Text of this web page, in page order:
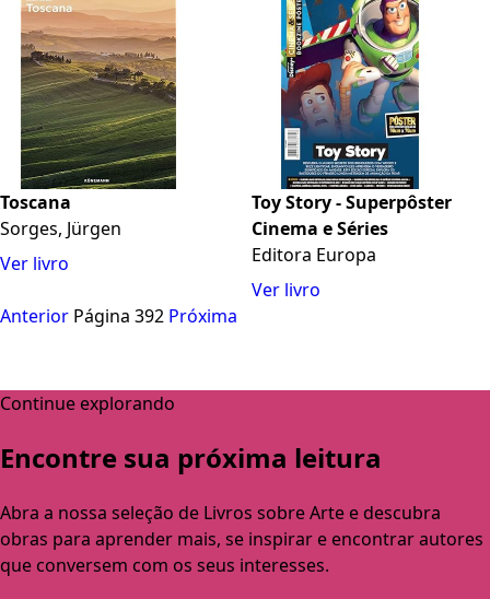
Toscana
Sorges, Jürgen
Ver livro
Toy Story - Superpôster
Cinema e Séries
Editora Europa
Ver livro
Anterior Página 392 Próxima
Continue explorando
Encontre sua próxima leitura
Abra a nossa seleção de Livros sobre Arte e descubra
obras para aprender mais, se inspirar e encontrar autores
que conversem com os seus interesses.